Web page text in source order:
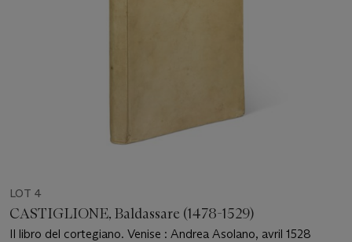
LOT 4
CASTIGLIONE, Baldassare (1478-1529)
Il libro del cortegiano. Venise : Andrea Asolano, avril 1528